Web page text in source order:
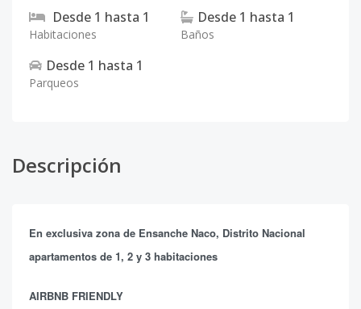
Desde 1 hasta 1
Habitaciones
Desde 1 hasta 1
Baños
Desde 1 hasta 1
Parqueos
Descripción
En exclusiva zona de Ensanche Naco, Distrito Nacional
apartamentos de 1, 2 y 3 habitaciones
AIRBNB FRIENDLY